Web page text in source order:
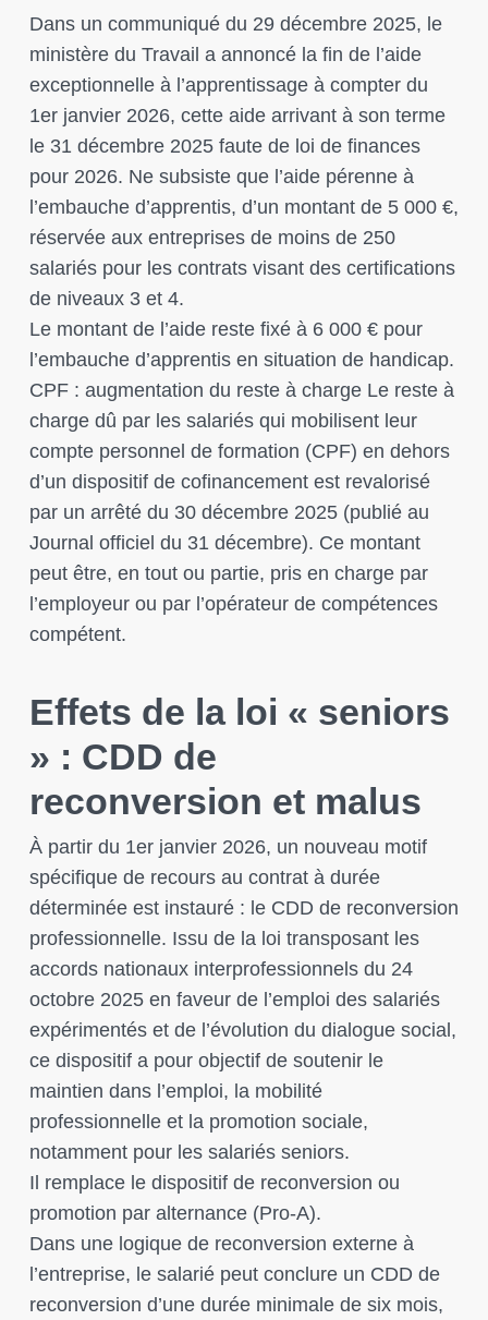
Dans un communiqué du 29 décembre 2025, le
ministère du Travail a annoncé la fin de l’aide
exceptionnelle à l’apprentissage à compter du
1er janvier 2026, cette aide arrivant à son terme
le 31 décembre 2025 faute de loi de finances
pour 2026. Ne subsiste que l’aide pérenne à
l’embauche d’apprentis, d’un montant de 5 000 €,
réservée aux entreprises de moins de 250
salariés pour les contrats visant des certifications
de niveaux 3 et 4.
Le montant de l’aide reste fixé à 6 000 € pour
l’embauche d’apprentis en situation de handicap.
CPF : augmentation du reste à charge Le reste à
charge dû par les salariés qui mobilisent leur
compte personnel de formation (CPF) en dehors
d’un dispositif de cofinancement est revalorisé
par un arrêté du 30 décembre 2025 (publié au
Journal officiel du 31 décembre). Ce montant
peut être, en tout ou partie, pris en charge par
l’employeur ou par l’opérateur de compétences
compétent.
Effets de la loi « seniors
» : CDD de
reconversion et malus
À partir du 1er janvier 2026, un nouveau motif
spécifique de recours au contrat à durée
déterminée est instauré : le CDD de reconversion
professionnelle. Issu de la loi transposant les
accords nationaux interprofessionnels du 24
octobre 2025 en faveur de l’emploi des salariés
expérimentés et de l’évolution du dialogue social,
ce dispositif a pour objectif de soutenir le
maintien dans l’emploi, la mobilité
professionnelle et la promotion sociale,
notamment pour les salariés seniors.
Il remplace le dispositif de reconversion ou
promotion par alternance (Pro-A).
Dans une logique de reconversion externe à
l’entreprise, le salarié peut conclure un CDD de
reconversion d’une durée minimale de six mois,